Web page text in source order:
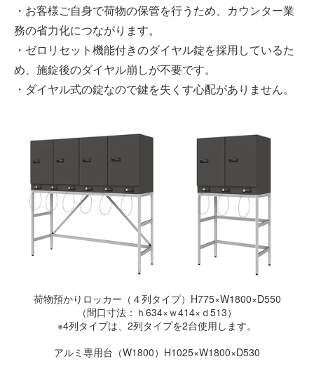
・お客様ご自身で荷物の保管を行うため、カウンター業
務の省力化につながります。
・ゼロリセット機能付きのダイヤル錠を採用しているた
め、施錠後のダイヤル崩しが不要です。
・ダイヤル式の錠なので鍵を失くす心配がありません。
荷物預かりロッカー（４列タイプ）H775×W1800×D550
（間口寸法：ｈ634×ｗ414×ｄ513）
※4列タイプは、2列タイプを2台使用します。
アルミ専用台（W1800）H1025×W1800×D530